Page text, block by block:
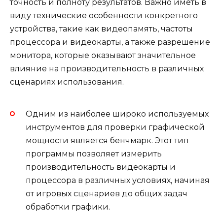
точность и полноту результатов. Важно иметь в
виду технические особенности конкретного
устройства, такие как видеопамять, частоты
процессора и видеокарты, а также разрешение
монитора, которые оказывают значительное
влияние на производительность в различных
сценариях использования.
Одним из наиболее широко используемых
инструментов для проверки графической
мощности является бенчмарк. Этот тип
программы позволяет измерить
производительность видеокарты и
процессора в различных условиях, начиная
от игровых сценариев до общих задач
обработки графики.